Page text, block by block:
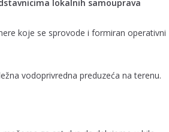
lokalnih samouprava
koje se sprovode i formiran operativni
vodoprivredna preduzeća na terenu.